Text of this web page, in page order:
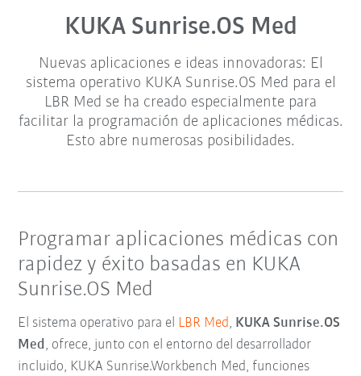
KUKA Sunrise.OS Med
Nuevas aplicaciones e ideas innovadoras: El
sistema operativo KUKA Sunrise.OS Med para el
LBR Med se ha creado especialmente para
facilitar la programación de aplicaciones médicas.
Esto abre numerosas posibilidades.
Programar aplicaciones médicas con
rapidez y éxito basadas en KUKA
Sunrise.OS Med
El sistema operativo para el LBR Med, KUKA Sunrise.OS
Med, ofrece, junto con el entorno del desarrollador
incluido, KUKA Sunrise.Workbench Med, funciones